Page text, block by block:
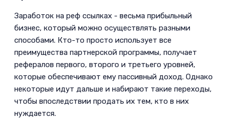
Заработок на реф ссылках - весьма прибыльный
бизнес, который можно осуществлять разными
способами. Кто-то просто использует все
преимущества партнерской программы, получает
рефералов первого, второго и третьего уровней,
которые обеспечивают ему пассивный доход. Однако
некоторые идут дальше и набирают такие переходы,
чтобы впоследствии продать их тем, кто в них
нуждается.­